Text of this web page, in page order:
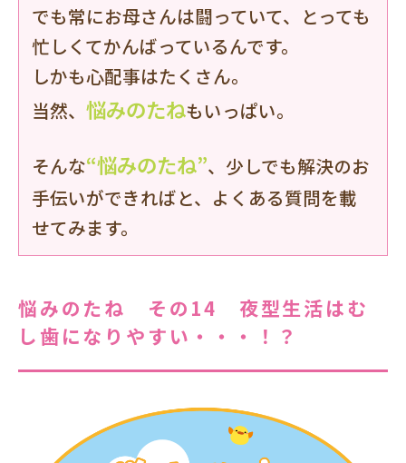
でも常にお母さんは闘っていて、とっても
忙しくてかんばっているんです。
しかも心配事はたくさん。
当然、 悩みのたねもいっぱい。
そんな“悩みのたね”、少しでも解決のお
手伝いができればと、よくある質問を載
せてみます。
悩みのたね その14 夜型生活はむ
し歯になりやすい・・・！？